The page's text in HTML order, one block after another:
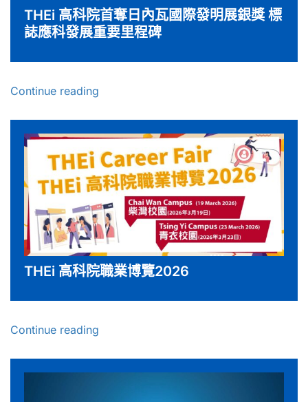
THEi 高科院首奪日內瓦國際發明展銀獎 標
誌應科發展重要里程碑
Continue reading
THEi 高科院職業博覽2026
Continue reading